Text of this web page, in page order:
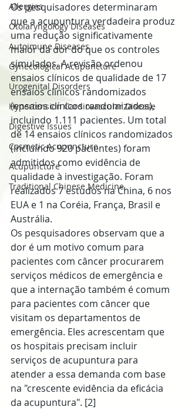
Allergies
Otolaryngology Diseases
Autoimune Diseases
Gynecological Acupuncture
Urogenital Disorders
Hypertension Cardiovascular Disease
Digestive Issues
Cosmetic Acupuncture
Acupuncture
Traditional Chinese Medicine
Os pesquisadores determinaram
que a acupuntura verdadeira produz
uma redução significativamente
maior da dor do que os controles
simulados. A revisão ordenou
ensaios clínicos de qualidade de 17
ensaios clínicos randomizados
(ensaios clínicos randomizados),
incluindo 1.111 pacientes. Um total
de 14 ensaios clínicos randomizados
(incluindo 920 pacientes) foram
admitidos como evidência de
qualidade à investigação. Foram
realizados 7 estudos na China, 6 nos
EUA e 1 na Coréia, França, Brasil e
Austrália.
Os pesquisadores observam que a
dor é um motivo comum para
pacientes com câncer procurarem
serviços médicos de emergência e
que a internação também é comum
para pacientes com câncer que
visitam os departamentos de
emergência. Eles acrescentam que
os hospitais precisam incluir
serviços de acupuntura para
atender a essa demanda com base
na "crescente evidência da eficácia
da acupuntura". [2]